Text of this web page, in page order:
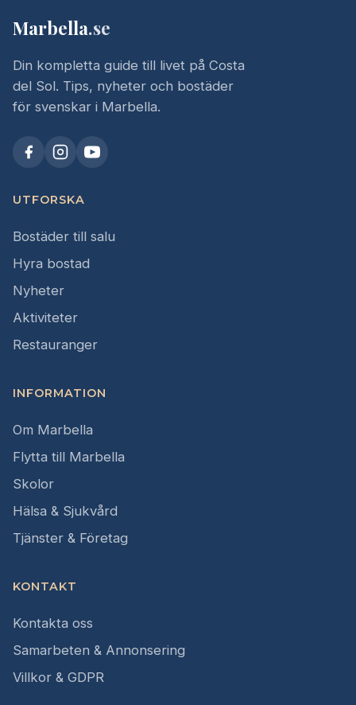
Marbella.se
Din kompletta guide till livet på Costa
del Sol. Tips, nyheter och bostäder
för svenskar i Marbella.
UTFORSKA
Bostäder till salu
Hyra bostad
Nyheter
Aktiviteter
Restauranger
INFORMATION
Om Marbella
Flytta till Marbella
Skolor
Hälsa & Sjukvård
Tjänster & Företag
KONTAKT
Kontakta oss
Samarbeten & Annonsering
Villkor & GDPR